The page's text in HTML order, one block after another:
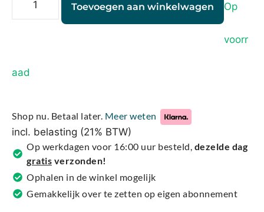
Toevoegen aan winkelwagen Op
voorr
aad
r
n
a
t
i
v
Shop nu. Betaal later. Meer weten
incl. belasting (21% BTW)
Op werkdagen voor 16:00 uur besteld, dezelde dag
gratis verzonden!
Ophalen in de winkel mogelijk
Gemakkelijk over te zetten op eigen abonnement